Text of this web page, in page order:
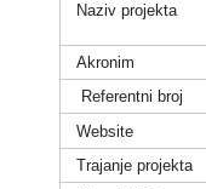
Naziv projekta
Akronim
Referentni broj
Website
Trajanje projekta